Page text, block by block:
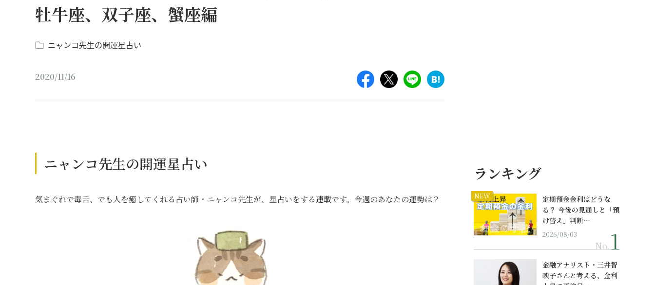
牡牛座、双子座、蟹座編
ニャンコ先生の開運星占い
2020/11/16
ニャンコ先生の開運星占い
気まぐれで毒舌、でも人を癒してくれる占い師・ニャンコ先生が、星占いをする連載です。今週のあなたの運勢は？
ランキング
NEW
定期預金金利はどうな
る？ 今後の見通しと「預
け替え」判断…
2026/08/03
No.
金融アナリスト・三井智
映子さんと考える、金利